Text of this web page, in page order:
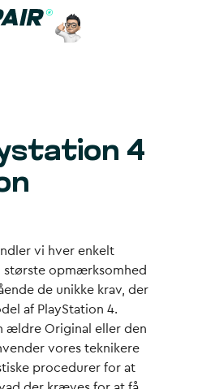
4
vi hver enkelt
største opmærksomhed
de unikke krav, der
af PlayStation 4.
ældre Original eller den
vores teknikere
procedurer for at